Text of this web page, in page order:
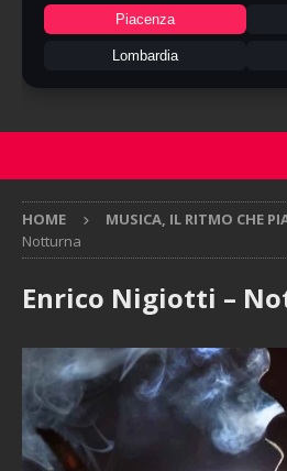
Piacenza
Lombardia
HOME MUSICA, IL RITMO CHE
Notturna
Enrico Nigiotti –